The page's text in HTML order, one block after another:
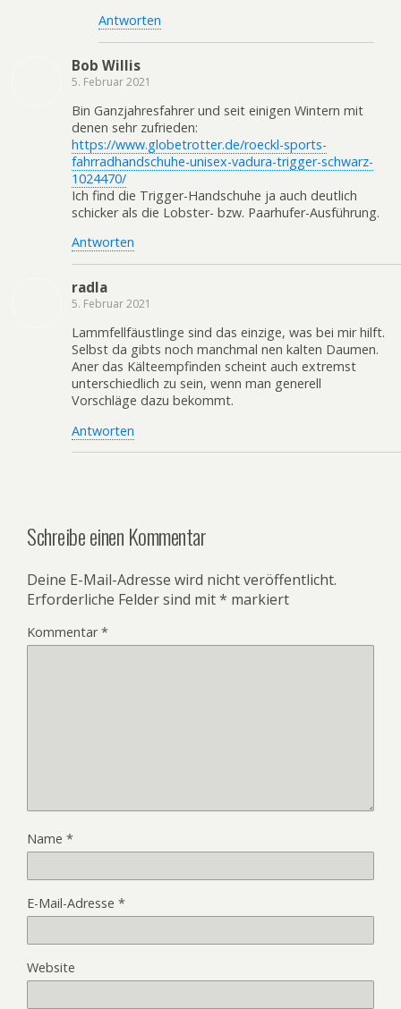
Antworten
Bob Willis
5. Februar 2021
Bin Ganzjahresfahrer und seit einigen Wintern mit
denen sehr zufrieden:
https://www.globetrotter.de/roeckl-sports-
fahrradhandschuhe-unisex-vadura-trigger-schwarz-
1024470/
Ich find die Trigger-Handschuhe ja auch deutlich
schicker als die Lobster- bzw. Paarhufer-Ausführung.
Antworten
radla
5. Februar 2021
Lammfellfäustlinge sind das einzige, was bei mir hilft.
Selbst da gibts noch manchmal nen kalten Daumen.
Aner das Kälteempfinden scheint auch extremst
unterschiedlich zu sein, wenn man generell
Vorschläge dazu bekommt.
Antworten
Schreibe einen Kommentar
Deine E-Mail-Adresse wird nicht veröffentlicht.
Erforderliche Felder sind mit* markiert
Kommentar*
Name *
E-Mail-Adresse *
Website